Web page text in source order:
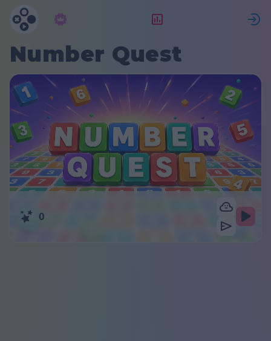
Number Quest
0